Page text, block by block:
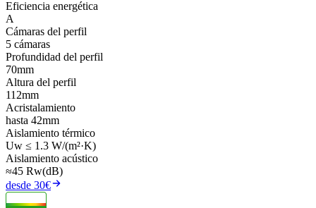
Eficiencia energética
A
Cámaras del perfil
5 cámaras
Profundidad del perfil
70mm
Altura del perfil
112mm
Acristalamiento
hasta 42mm
Aislamiento térmico
Uw ≤ 1.3 W/(m²·K)
Aislamiento acústico
≈45 Rw(dB)
desde 30€